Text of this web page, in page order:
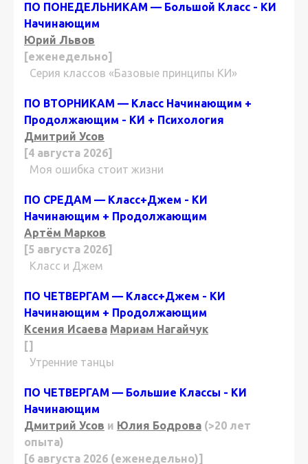
ПО ПОНЕДЕЛЬНИКАМ — Большой Класс - КИ
Начинающим
Юрий Львов
[еженедельно]
Серия классов «Базовые принципы КИ»
ПО ВТОРНИКАМ — Класс Начинающим +
Продолжающим - КИ + Психология
Дмитрий Усов
[4 августа 2026]
Моя ошибка стоит жизни
ПО СРЕДАМ — Класс+Джем - КИ
Начинающим + Продолжающим
Артём Марков
[5 августа 2026]
Класс и Джем
ПО ЧЕТВЕРГАМ — Класс+Джем - КИ
Начинающим + Продолжающим
Ксения Исаева Мариам Нагайчук
[]
Утренние танцы
ПО ЧЕТВЕРГАМ — Большие Классы - КИ
Начинающим
Дмитрий Усов и Юлия Бодрова (>20 лет
опыта)
[6 августа 2026 (еженедельно)]